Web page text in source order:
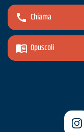
Chiama
Opuscoli